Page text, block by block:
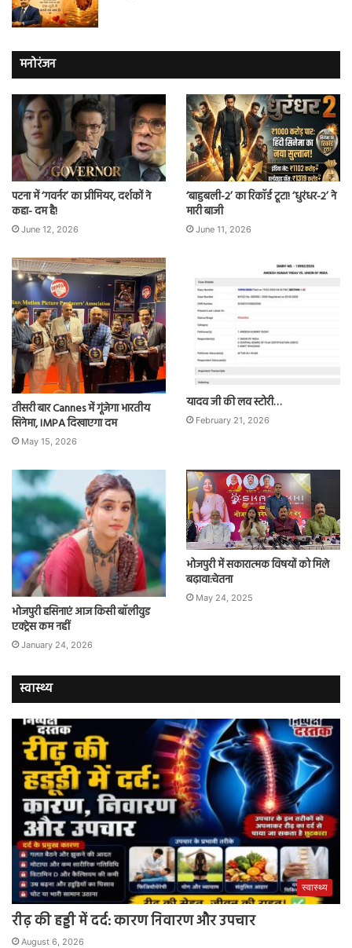
मनोरंजन
पटना में ‘गवर्नर’ का प्रीमियर, दर्शकों ने
कहा- दम है!
June 12, 2026
‘बाहुबली-2’ का रिकॉर्ड टूटा! ‘धुरंधर-2’ ने
मारी बाजी
June 11, 2026
तीसरी बार Cannes में गूंजेगा भारतीय
सिनेमा, IMPA दिखाएगा दम
May 15, 2026
यादव जी की लव स्टोरी…
February 21, 2026
भोजपुरी हसिनाएं आज किसी बॉलीवुड
एक्ट्रेस कम नहीं
January 24, 2026
भोजपुरी में सकारात्मक विषयों को मिले
बढ़ावा:चेतना
May 24, 2025
स्वास्थ्य
स्वास्थ्य
रीढ़ की हड्डी में दर्द: कारण निवारण और उपचार
August 6, 2026